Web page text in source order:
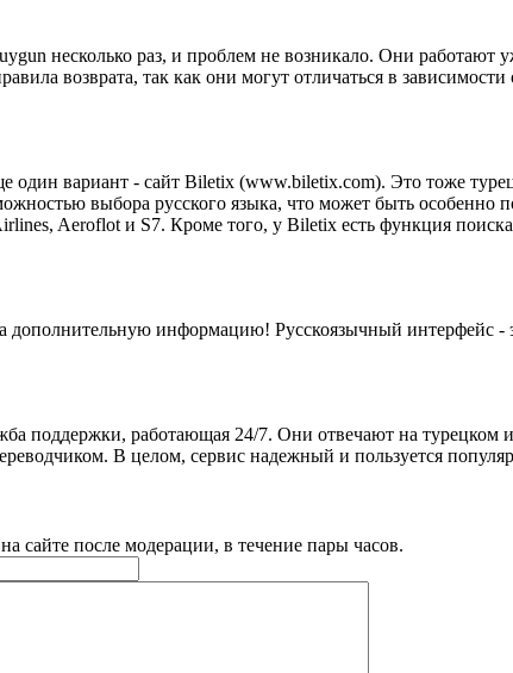
несколько раз, и проблем не возникало. Они
возврата, так как они могут отличаться в
один вариант - сайт Biletix (www.biletix.com). Это тоже
выбора русского языка, что может быть
Aeroflot и S7. Кроме того, у Biletix есть функция
дополнительную информацию! Русскоязычный интерфейс -
поддержки, работающая 24/7. Они отвечают на
В целом, сервис надежный и пользуется
сайте после модерации, в течение пары часов.